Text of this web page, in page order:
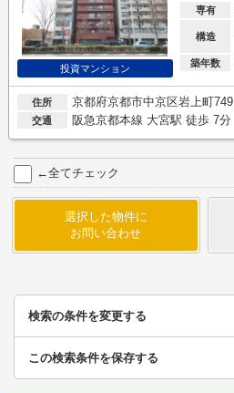
投資マンション
専有
構造
築年数
住所 京都府京都市中京区岩上町749
交通 阪急京都本線 大宮駅 徒歩 7分
←全てチェック
選択した物件に
お問い合わせ
検索の条件を変更する
この検索条件を保存する